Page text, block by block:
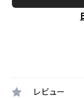
レビュー